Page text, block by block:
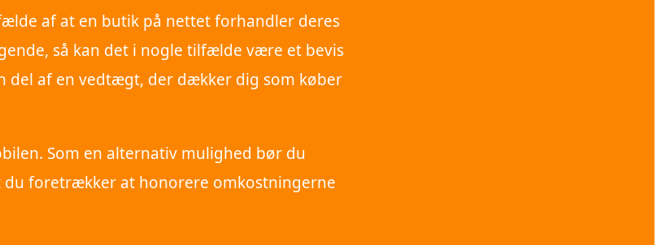
af at en butik på nettet forhandler deres
så kan det i nogle tilfælde være et bevis
del af en vedtægt, der dækker dig som køber
Som en alternativ mulighed bør du
du foretrækker at honorere omkostningerne